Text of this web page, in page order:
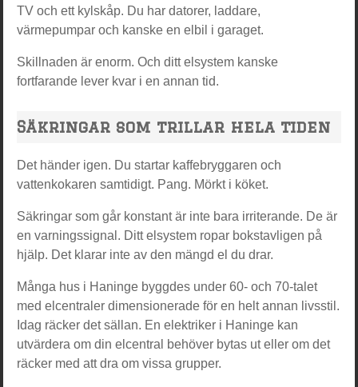
TV och ett kylskåp. Du har datorer, laddare,
värmepumpar och kanske en elbil i garaget.
Skillnaden är enorm. Och ditt elsystem kanske
fortfarande lever kvar i en annan tid.
Säkringar som trillar hela tiden
Det händer igen. Du startar kaffebryggaren och
vattenkokaren samtidigt. Pang. Mörkt i köket.
Säkringar som går konstant är inte bara irriterande. De är
en varningssignal. Ditt elsystem ropar bokstavligen på
hjälp. Det klarar inte av den mängd el du drar.
Många hus i Haninge byggdes under 60- och 70-talet
med elcentraler dimensionerade för en helt annan livsstil.
Idag räcker det sällan. En elektriker i Haninge kan
utvärdera om din elcentral behöver bytas ut eller om det
räcker med att dra om vissa grupper.